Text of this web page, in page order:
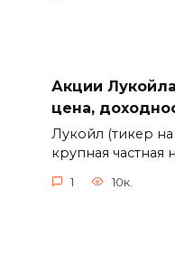
Акции
цена,
Лукойл (тикер
крупная частная
1 10к.